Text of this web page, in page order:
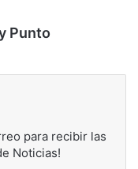
Punto
para recibir las
Noticias!